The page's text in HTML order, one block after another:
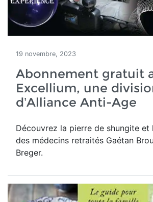
19 novembre, 2023
Abonnement gratuit
Excellium, une
d’Alliance Anti-Age
Découvrez la pierre de shungite et
des médecins retraités Gaétan
Breger.